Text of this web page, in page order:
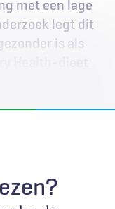
met een lage
legt dit
is als
Health-dieet